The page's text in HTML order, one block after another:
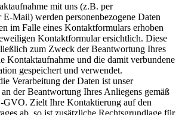
mit uns (z.B. per
Mail) werden personenbezogene Daten
im Falle eines Kontaktformulars erhoben
Kontaktformular ersichtlich. Diese
zum Zweck der Beantwortung Ihres
Kontaktaufnahme und die damit verbundene
gespeichert und verwendet.
Verarbeitung der Daten ist unser
an der Beantwortung Ihres Anliegens gemäß
Zielt Ihre Kontaktierung auf den
ab, so ist zusätzliche Rechtsgrundlage für